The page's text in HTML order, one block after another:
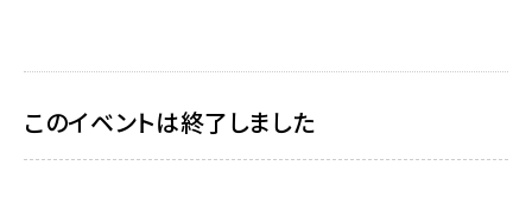
このイベントは終了しました